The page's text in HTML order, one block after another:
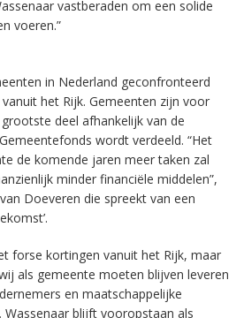
vastberaden om een solide
voeren.”
in Nederland geconfronteerd
het Rijk. Gemeenten zijn voor
deel afhankelijk van de
wordt verdeeld. “Het
de komende jaren meer taken zal
minder financiële middelen”,
Doeveren die spreekt van een
forse kortingen vanuit het Rijk, maar
als gemeente moeten blijven leveren
en maatschappelijke
Wassenaar blijft vooropstaan als